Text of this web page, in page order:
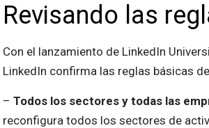
Revisando las
Con el lanzamiento de LinkedIn
LinkedIn confirma las reglas básicas
– Todos los sectores y todas las
reconfigura todos los sectores de